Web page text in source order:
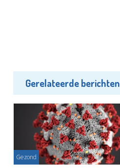
Gerelateerde berichten
Gezond